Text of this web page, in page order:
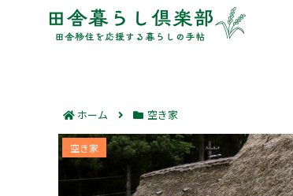
ホーム 空き家
田舎の土地の相続放棄
空き家